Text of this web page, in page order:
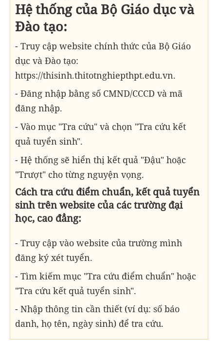
Hệ thống của Bộ Giáo dục và
Đào tạo:
- Truy cập website chính thức của Bộ Giáo
dục và Đào tạo:
https://thisinh.thitotnghiepthpt.edu.vn.
- Đăng nhập bằng số CMND/CCCD và mã
đăng nhập.
- Vào mục "Tra cứu" và chọn "Tra cứu kết
quả tuyển sinh".
- Hệ thống sẽ hiển thị kết quả "Đậu" hoặc
"Trượt" cho từng nguyện vọng.
Cách tra cứu điểm chuẩn, kết quả tuyển
sinh trên website của các trường đại
học, cao đẳng:
- Truy cập vào website của trường mình
đăng ký xét tuyển.
- Tìm kiếm mục "Tra cứu điểm chuẩn" hoặc
"Tra cứu kết quả tuyển sinh".
- Nhập thông tin cần thiết (ví dụ: số báo
danh, họ tên, ngày sinh) để tra cứu.